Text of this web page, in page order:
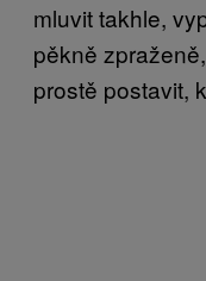
mluvit takhle,
pěkně
prostě postavit,